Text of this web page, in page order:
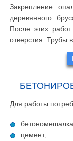
Закрепление
деревянного
После этих
отверстия. Трубы
Для работы
цемент;